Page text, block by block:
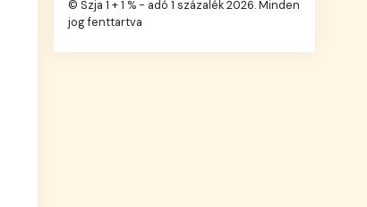
© Szja 1 + 1 % - adó 1 százalék 2026. Minden
jog fenttartva